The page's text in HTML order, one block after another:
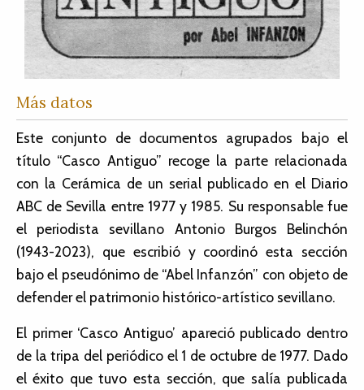
Más datos
Este conjunto de documentos agrupados bajo el
título “Casco Antiguo” recoge la parte relacionada
con la Cerámica de un serial publicado en el Diario
ABC de Sevilla entre 1977 y 1985. Su responsable fue
el periodista sevillano Antonio Burgos Belinchón
(1943-2023), que escribió y coordinó esta sección
bajo el pseudónimo de “Abel Infanzón” con objeto de
defender el patrimonio histórico-artístico sevillano.
El primer ‘Casco Antiguo’ apareció publicado dentro
de la tripa del periódico el 1 de octubre de 1977. Dado
el éxito que tuvo esta sección, que salía publicada